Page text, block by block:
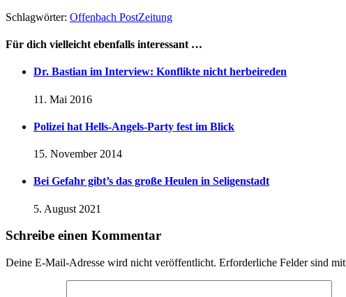
Schlagwörter: Offenbach PostZeitung
Für dich vielleicht ebenfalls interessant …
Dr. Bastian im Interview: Konflikte nicht herbeireden
11. Mai 2016
Polizei hat Hells-Angels-Party fest im Blick
15. November 2014
Bei Gefahr gibt’s das große Heulen in Seligenstadt
5. August 2021
Schreibe einen Kommentar
Deine E-Mail-Adresse wird nicht veröffentlicht. Erforderliche Felder sind mit